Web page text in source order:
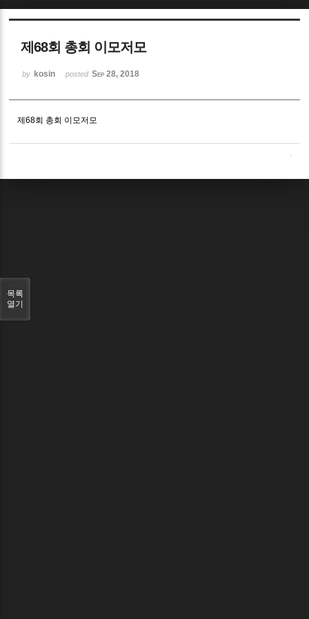
제68회 총회 이모저모
by kosin posted Sep 28, 2018
제68회 총회 이모저모
목록
열기
Sketchbook5, 스케치북5
Sketchbook5, 스케치북5